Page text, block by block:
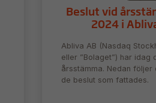
Beslut vid
2024 i
Abliva AB (Nasdaq
eller ”Bolaget”) har idag
årsstämma. Nedan följer
de beslut som fattades.